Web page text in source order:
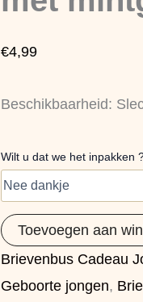
€4,99
Beschikbaarheid:
Wilt u dat we het inpakken
met
aantal
Toevoegen aan
Brievenbus Cadeau
Geboorte jongen,